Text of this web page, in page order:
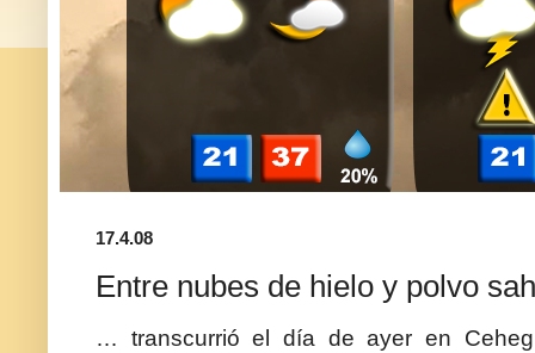
17.4.08
Entre nubes de hielo y polvo
… transcurrió el día de ayer en